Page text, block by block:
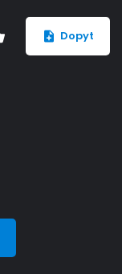
Dopyt